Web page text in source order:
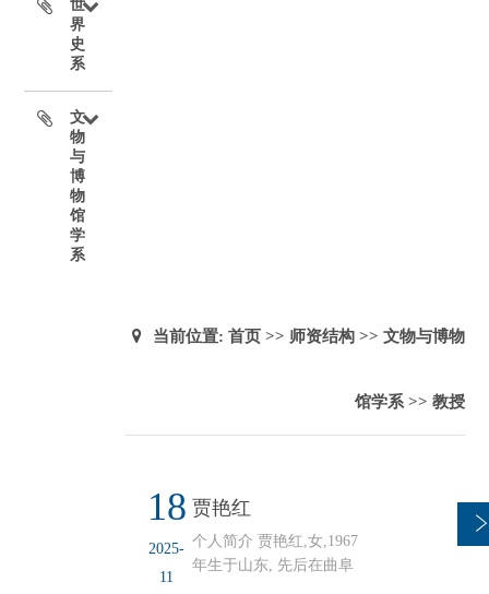
世
界
史
系
文
物
与
博
物
馆
学
系
当前位置: 首页>> 师资结构>> 文物与博物
馆学系>> 教授
18
2025-
11
贾艳红
个人简介 贾艳红,女,1967
年生于山东, 先后在曲阜